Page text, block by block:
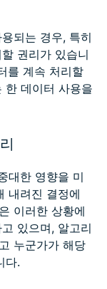
되는 경우, 특히
권리가 있습니
를 계속 처리할
한 데이터 사용을
대한 영향을 미
내려진 결정에
이러한 상황에
있으며, 알고리
누군가가 해당
다.